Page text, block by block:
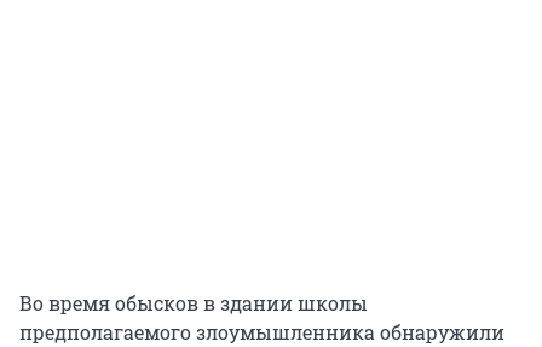
Во время обысков в здании школы
предполагаемого злоумышленника обнаружили